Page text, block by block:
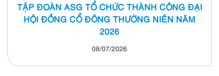
TẬP ĐOÀN ASG TỔ CHỨC THÀNH CÔNG ĐẠI
HỘI ĐỒNG CỔ ĐÔNG THƯỜNG NIÊN NĂM
2026
08/07/2026